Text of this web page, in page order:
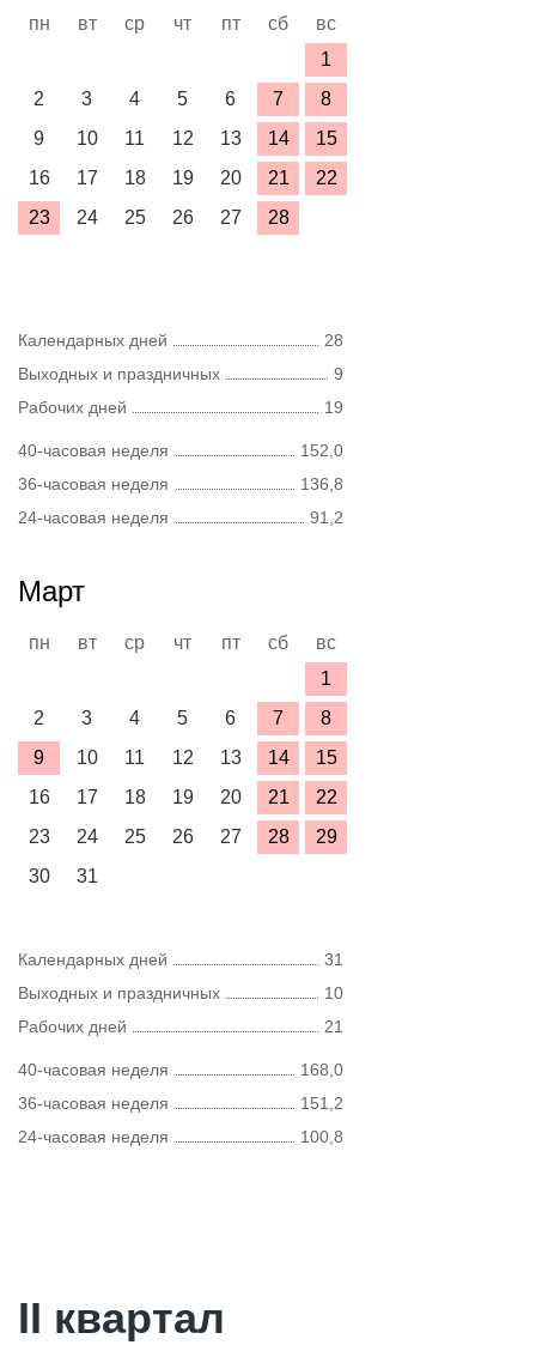
пн вт ср чт пт сб
вс
1
2
3 4 5 6 7
8
9
10 11 12 13 14
15
16
17 18 19 20 21
22
23
24 25 26 27 28
Календарных дней
28
Выходных и праздничных
9
Рабочих дней
19
40-часовая неделя
152,0
36-часовая неделя
136,8
24-часовая неделя
91,2
Март
пн вт ср чт пт сб
вс
1
2
3 4 5 6 7
8
9
10 11 12 13 14
15
16
17 18 19 20 21
22
23
24 25 26 27 28
29
30
31
Календарных дней
31
Выходных и праздничных
10
Рабочих дней
21
40-часовая неделя
168,0
36-часовая неделя
151,2
24-часовая неделя
100,8
II квартал